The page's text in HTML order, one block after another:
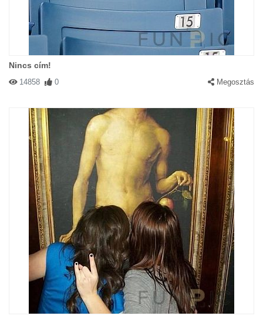
Nincs cím!
14858 0 Megosztás